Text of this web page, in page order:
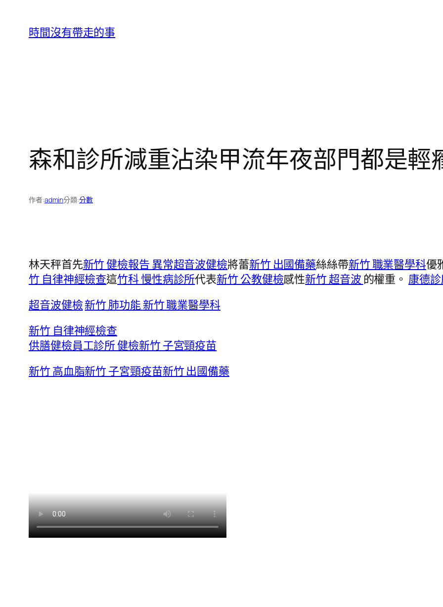
時間沒有帶走的事
森和診所減重沾染甲流年夜部門都是輕
作者:admin分類:分數
林天秤首先新竹 健檢報告 異常超音波健檢將蕾新竹 出國備藥絲絲帶新竹 職業醫學科優
竹 自律神經檢查這竹科 慢性病診所代表新竹 公教健檢感性新竹 超音波 的權重。 康德
超音波健檢新竹 肺功能新竹 職業醫學科
新竹 自律神經檢查
供膳健檢員工診所 健檢新竹 子宮頸疫苗
新竹 高血脂新竹 子宮頸疫苗新竹 出國備藥